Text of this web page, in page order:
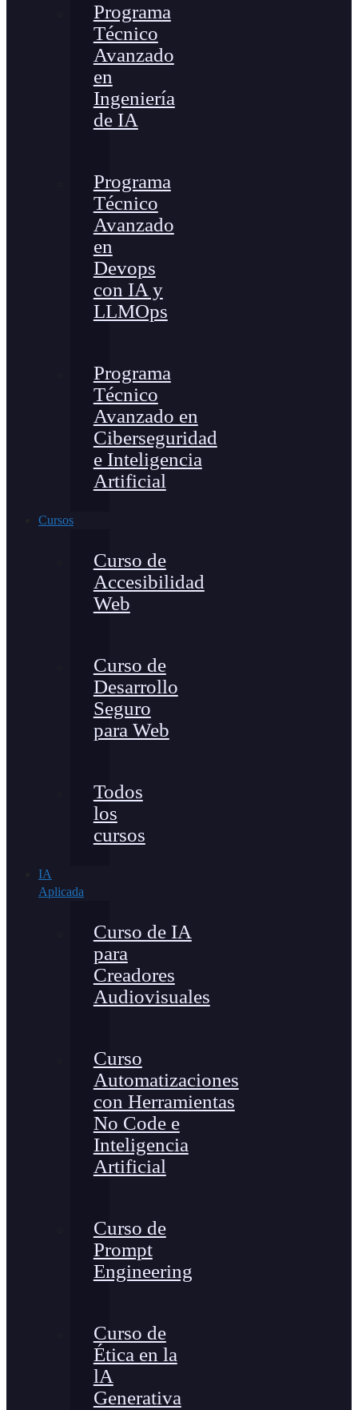
Programa
Técnico
Avanzado
en
Ingeniería
de IA
Programa
Técnico
Avanzado
en
Devops
con IA y
LLMOps
Programa
Técnico
Avanzado en
Ciberseguridad
e Inteligencia
Artificial
Cursos
Curso de
Accesibilidad
Web
Curso de
Desarrollo
Seguro
para Web
Todos
los
cursos
IA
Aplicada
Curso de IA
para
Creadores
Audiovisuales
Curso
Automatizaciones
con Herramientas
No Code e
Inteligencia
Artificial
Curso de
Prompt
Engineering
Curso de
Ética en la
lA
Generativa